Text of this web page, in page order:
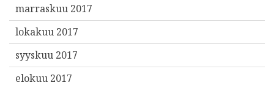
marraskuu 2017
lokakuu 2017
syyskuu 2017
elokuu 2017